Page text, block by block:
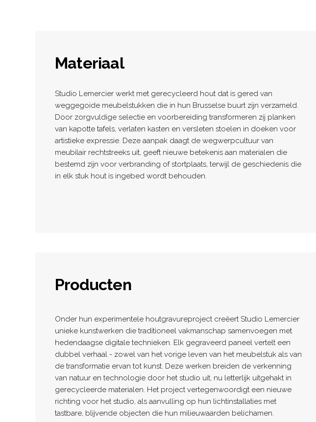
Materiaal
Studio Lemercier werkt met gerecycleerd hout dat is gered van
weggegoide meubelstukken die in hun Brusselse buurt zijn verzameld.
Door zorgvuldige selectie en voorbereiding transformeren zij planken
van kapotte tafels, verlaten kasten en versleten stoelen in doeken voor
artistieke expressie. Deze aanpak daagt de wegwerpcultuur van
meubilair rechtstreeks uit, geeft nieuwe betekenis aan materialen die
bestemd zijn voor verbranding of stortplaats, terwijl de geschiedenis die
in elk stuk hout is ingebed wordt behouden.
Producten
Onder hun experimentele houtgravureproject creëert Studio Lemercier
unieke kunstwerken die traditioneel vakmanschap samenvoegen met
hedendaagse digitale technieken. Elk gegraveerd paneel vertelt een
dubbel verhaal - zowel van het vorige leven van het meubelstuk als van
de transformatie ervan tot kunst. Deze werken breiden de verkenning
van natuur en technologie door het studio uit, nu letterlijk uitgehakt in
gerecycleerde materialen. Het project vertegenwoordigt een nieuwe
richting voor het studio, als aanvulling op hun lichtinstallaties met
tastbare, blijvende objecten die hun milieuwaarden belichamen.